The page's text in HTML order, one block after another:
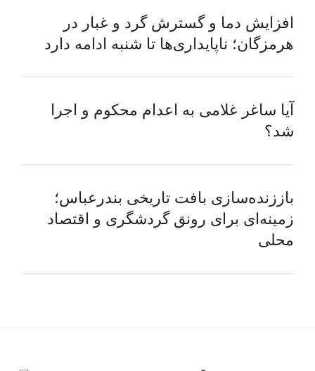
افزایش دما و گسترش گرد و غبار در
هرمزگان؛ ناپایداری‌ها تا شنبه ادامه دارد
آیا ساغر غلامی به اعدام محکوم و اجرا
شد؟
باززنده‌سازی بافت تاریخی بندرعباس؛
زمینه‌ای برای رونق گردشگری و اقتصاد
محلی